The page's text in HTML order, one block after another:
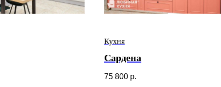
Кухня
Сардена
75 800 р.